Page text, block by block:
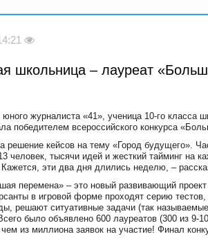
школьница – лауреат
журналиста «41», ученица 10-го класса
победителем всероссийского конкурса
решение кейсов на тему «Город будущего».
человек, тысячи идей и жесткий тайминг на
эти два дня длились неделю, –
перемена» – это новый развивающий
в игровой форме проходят серию
решают ситуативные задачи (так
было объявлено 600 лауреатов (300 из 9-
из миллиона заявок на участие! Финал